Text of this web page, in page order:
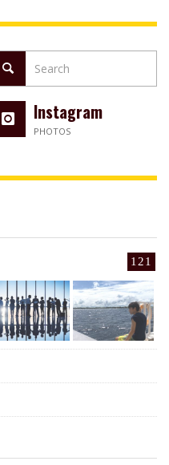
Instagram
PHOTOS
121